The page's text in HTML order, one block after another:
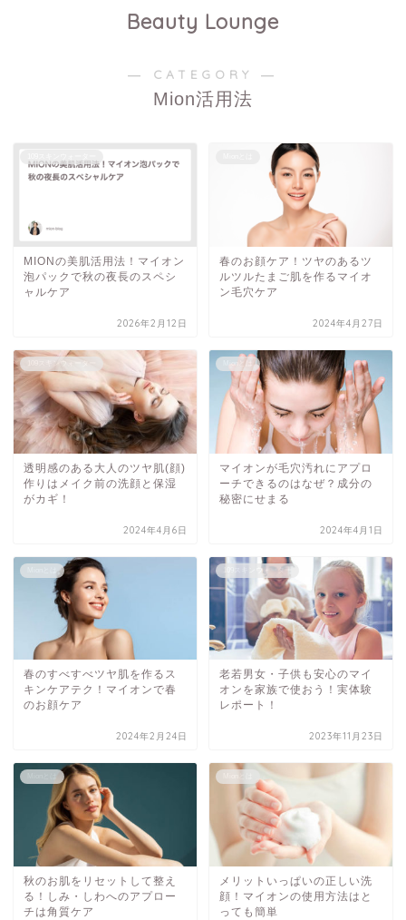
Beauty Lounge
― CATEGORY ―
Mion活用法
MIONの美肌活用法！マイオン
泡パックで秋の夜長のスペシ
ャルケア
2026年2月12日
春のお顔ケア！ツヤのあるツ
ルツルたまご肌を作るマイオ
ン毛穴ケア
2024年4月27日
109スキンウォーター
透明感のある大人のツヤ肌(顔)
作りはメイク前の洗顔と保湿
がカギ！
2024年4月6日
Mionとは
マイオンが毛穴汚れにアプロ
ーチできるのはなぜ？成分の
秘密にせまる
2024年4月1日
春のすべすべツヤ肌を作るス
キンケアテク！マイオンで春
のお顔ケア
2024年2月24日
109スキンウォーター
老若男女・子供も安心のマイ
オンを家族で使おう！実体験
レポート！
2023年11月23日
秋のお肌をリセットして整え
る！しみ・しわへのアプロー
チは角質ケア
メリットいっぱいの正しい洗
顔！マイオンの使用方法はと
っても簡単